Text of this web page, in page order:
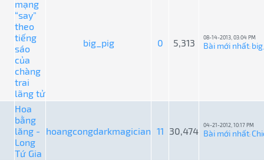
mạng
“say”
theo
tiếng
sáo
của
chàng
trai
lãng tử
big_pig 0 5,313 08-14-2013, 03:04 PM
Bài mới nhất:
Hoa
bằng
lăng -
Long
Tứ Gia
hoangcongdarkmagician 11 30,474
04-21-2012, 10:17 PM
Bài mới nhất: